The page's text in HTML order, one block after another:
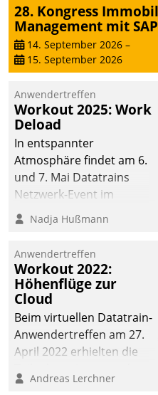
und zu verändern.
28. Kongress
Management mit
14. September 2026 –
15. September 2026
Anwendertreffen
Workout 2025: Work
Deload
In entspannter
Atmosphäre findet am 6.
und 7. Mai Datatrains
Netzwerk-Event im
Kunden- und Partnerkreis
statt. Zentrale Frage: Wie
Mammutprojekte
meistern und Workloads
wuppen – bei zunehmend
anspruchsvollen
Aufgaben und
abnehmendem
Nadja Hußmann
Anwendertreffen
Workout 2022:
Höhenflüge zur
Cloud
Beim virtuellen Datatrain-
Anwendertreffen am 27.
April 2022 erhielten die
Teilnehmer kurzweilige
Andreas Lerchner